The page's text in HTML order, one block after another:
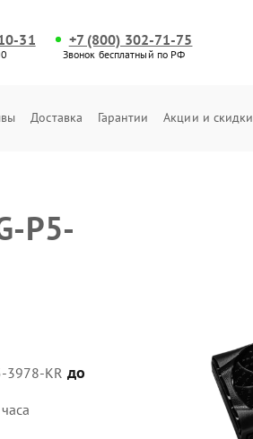
31 +7 (800) 302-71-75
Звонок бесплатный по РФ
Доставка Гарантии Акции и скидки
P5-
3978-KR до